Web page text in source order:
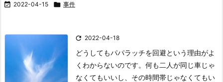
 2022-04-15  事件
 2022-04-18
どうしてもパパラッチを回避という理由がよ
くわからないのです。 何も二人が同じ車じゃ
なくてもいいし、その時間帯じゃなくてもい